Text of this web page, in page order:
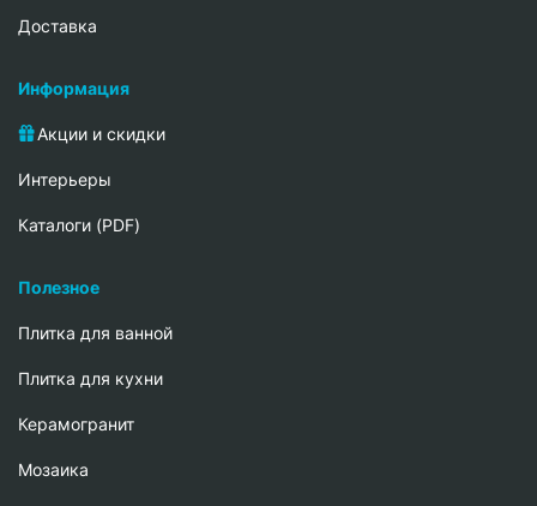
Доставка
Информация
Акции и скидки
Интерьеры
Каталоги (PDF)
Полезное
Плитка для ванной
Плитка для кухни
Керамогранит
Мозаика